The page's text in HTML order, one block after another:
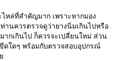
หล่ที่สำคัญมาก เพราะหากมอง
านควรตรวจดูว่ายางนิ่มเกินไปหรือ
ากเกินไป ก็ควรจะเปลี่ยนใหม่ ส่วน
ดใดๆ พร้อมกับตรวจสอบอุปกรณ์